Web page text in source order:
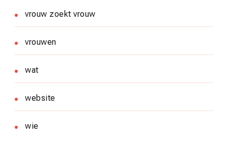
vrouw zoekt vrouw
vrouwen
wat
website
wie